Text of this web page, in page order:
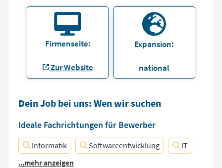
Firmenseite:
Zur Website
Expansion:
national
Dein Job bei uns: Wen wir suchen
Ideale Fachrichtungen für Bewerber
Informatik Softwareentwicklung
IT
...mehr anzeigen